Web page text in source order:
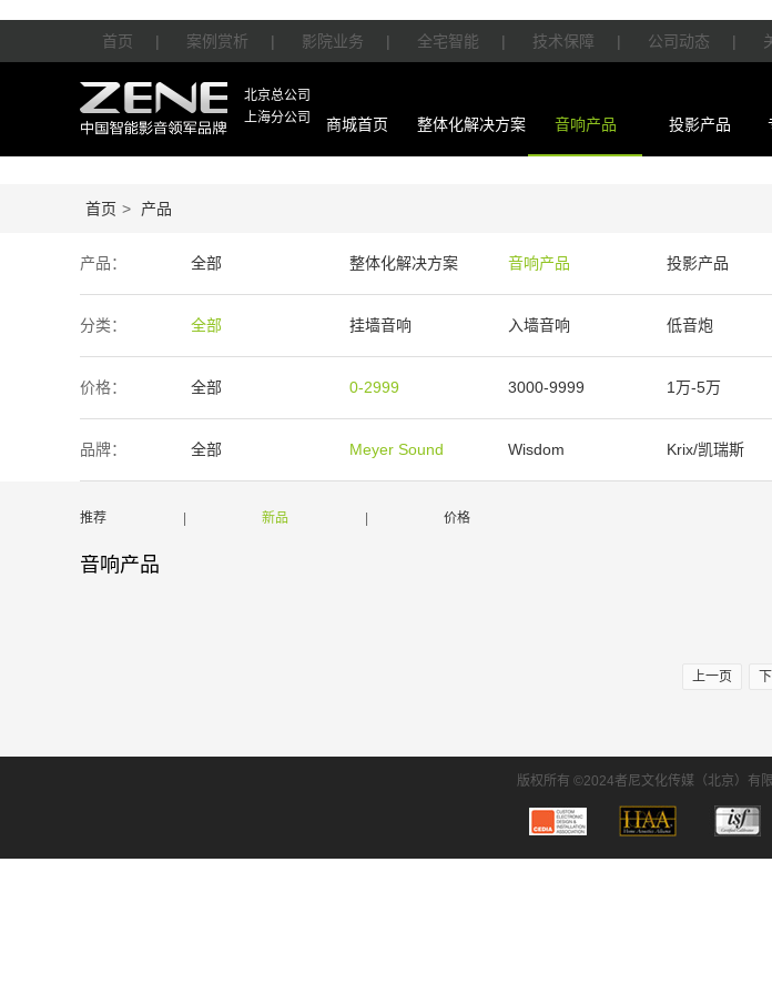
首页 | 案例赏析 | 影院业务 | 全宅智能 | 技术保障 | 公司动态 |
北京总公司
上海分公司
商城首页 整体化解决方案 音响产品 投影产品
首页 > 产品
产品： 全部 整体化解决方案 音响产品 投影产品
智能产品 周边产品
分类： 全部 挂墙音响 入墙音响 低音炮
价格： 全部 0-2999 3000-9999 1万-5万
50万-100万 100万以上
品牌： 全部 Meyer Sound Wisdom Krix/凯瑞斯
推荐 新品 价格
音响产品
上一页
版权所有 ©2024者尼文化传媒（北京）有